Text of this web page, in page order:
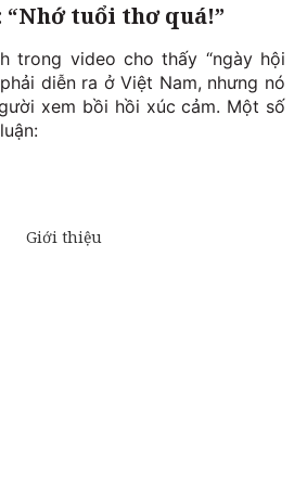
“Nhớ tuổi thơ quá!”
trong video cho thấy “ngày hội
diễn ra ở Việt Nam, nhưng nó
xem bồi hồi xúc cảm. Một số